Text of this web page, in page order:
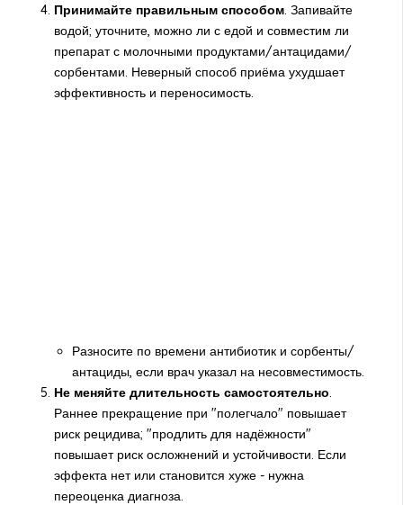
Принимайте правильным способом. Запивайте
водой; уточните, можно ли с едой и совместим ли
препарат с молочными продуктами/антацидами/
сорбентами. Неверный способ приёма ухудшает
эффективность и переносимость.
Разносите по времени антибиотик и сорбенты/
антациды, если врач указал на несовместимость.
Не меняйте длительность самостоятельно.
Раннее прекращение при "полегчало" повышает
риск рецидива; "продлить для надёжности"
повышает риск осложнений и устойчивости. Если
эффекта нет или становится хуже - нужна
переоценка диагноза.